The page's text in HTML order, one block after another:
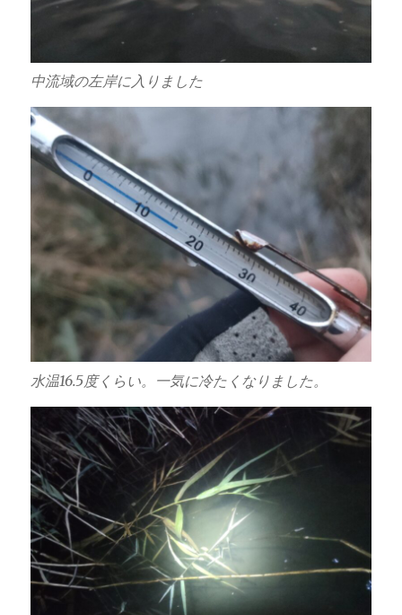
中流域の左岸に入りました
水温16.5度くらい。一気に冷たくなりました。